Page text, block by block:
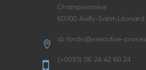
Championnière
60300 Avilly-Saint-Léonard
sb.fordis@executive-
(+0033) 06 24 42 60 24